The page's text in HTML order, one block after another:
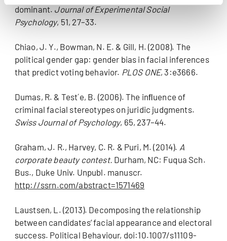
dominant. Journal of Experimental Social
Psychology, 51, 27–33.
Chiao, J. Y., Bowman, N. E. & Gill, H. (2008). The
political gender gap: gender bias in facial inferences
that predict voting behavior. PLOS ONE, 3:e3666.
Dumas, R. & Test´e, B. (2006). The inﬂuence of
criminal facial stereotypes on juridic judgments.
Swiss Journal of Psychology, 65, 237–44.
Graham, J. R., Harvey, C. R. & Puri, M. (2014). A
corporate beauty contest. Durham, NC: Fuqua Sch.
Bus., Duke Univ. Unpubl. manuscr.
http://ssrn.com/abstract=1571469
Laustsen, L. (2013). Decomposing the relationship
between candidates’ facial appearance and electoral
success. Political Behaviour, doi:10.1007/s11109-